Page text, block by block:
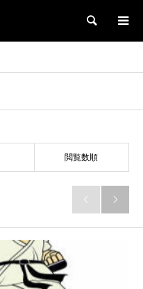
検索
閲覧数順
 